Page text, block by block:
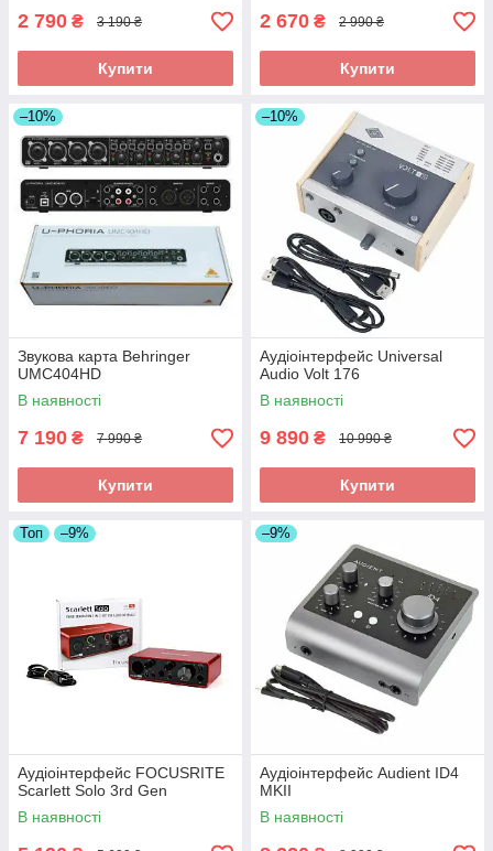
2 790 ₴ 3 190 ₴
Купити
2 670 ₴ 2 990 ₴
Купити
–10%
Звукова карта Behringer
UMC404HD
В наявності
7 190 ₴ 7 990 ₴
Купити
–10%
Аудіоінтерфейс Universal
Audio Volt 176
В наявності
9 890 ₴ 10 990 ₴
Купити
Топ –9%
Аудіоінтерфейс FOCUSRITE
Scarlett Solo 3rd Gen
В наявності
–9%
Аудіоінтерфейс Audient ID4
MKII
В наявності